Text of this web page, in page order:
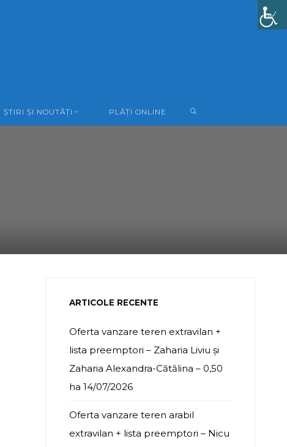
ȘTIRI ȘI NOUTĂȚI PLĂȚI ONLINE
ARTICOLE RECENTE
Oferta vanzare teren extravilan +
lista preemptori – Zaharia Liviu și
Zaharia Alexandra-Cătălina – 0,50
ha 14/07/2026
Oferta vanzare teren arabil
extravilan + lista preemptori – Nicu